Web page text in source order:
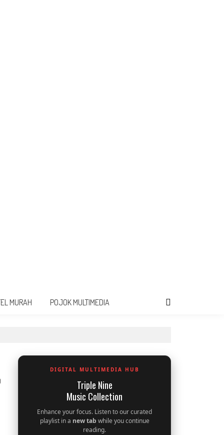
MURAH POJOK MULTIMEDIA
DIGITAL MULTIMEDIA HUB
Triple Nine
Music Collection
Enhance your focus. Listen to our curated
playlist in a new tab while you continue
reading.